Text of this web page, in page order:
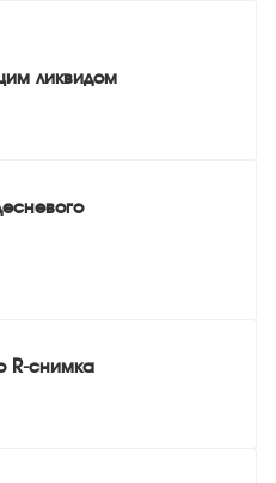
ликвидом
R-снимка